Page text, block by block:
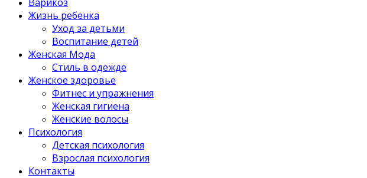
Жизнь ребенка
Уход за детьми
Воспитание детей
Женская Мода
Стиль в одежде
Женское здоровье
Фитнес и упражнения
Женская гигиена
Женские волосы
Психология
Детская психология
Взрослая психология
Контакты